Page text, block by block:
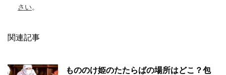
さい。
関連記事
もののけ姫のたたらばの場所はどこ？包